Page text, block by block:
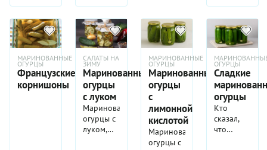
огурчики,
и
примерно
в это же
время
созревают
целые
кусты
помидоров
черри.
Скорее
МАРИНОВАННЫЕ
ОГУРЦЫ
Французские
корнишоны
САЛАТЫ НА
ЗИМУ
Маринованные
огурцы
с луком
Маринованные
огурцы с
луком,
МАРИНОВАННЫЕ
ОГУРЦЫ
Маринованные
огурцы
с
лимонной
кислотой
Маринованные
огурцы с
ОГУРЦЫ
Сладкие
огурцы
Кто
сказал,
что